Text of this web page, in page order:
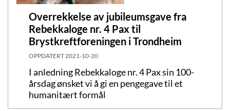
Overrekkelse av jubileumsgave fra
Rebekkaloge nr. 4 Pax til
Brystkreftforeningen i Trondheim
OPPDATERT 2021-10-20
I anledning Rebekkaloge nr. 4 Pax sin 100-
årsdag ønsket vi å gi en pengegave til et
humanitært formål